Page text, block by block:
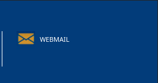
WEBMAIL